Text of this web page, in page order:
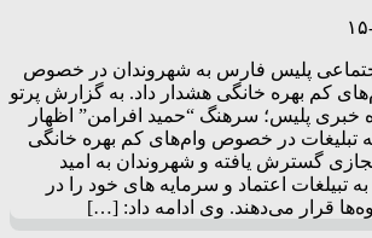
پلیس فارس به شهروندان در خصوص
کم بهره خانگی هشدار داد. به گزارش پرتو
خبری پلیس؛ سرهنگ “حمید افرامن” اظهار
در خصوص وام‌های کم بهره خانگی
گسترش یافته و شهروندان به امید
تبیلغات اعتماد و سرمایه های خود را در
قرار می‌دهند. وی ادامه داد: […]